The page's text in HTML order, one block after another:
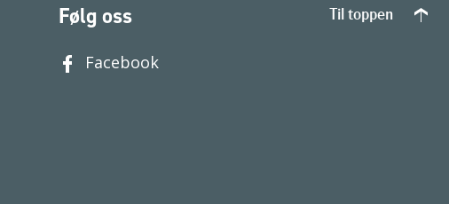
Følg oss
Facebook
Til toppen